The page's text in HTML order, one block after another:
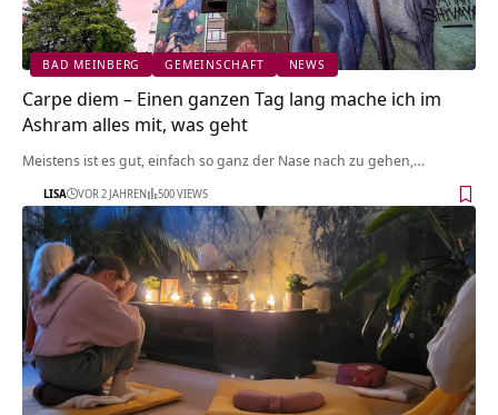
BAD MEINBERG GEMEINSCHAFT NEWS
Carpe diem – Einen ganzen Tag lang mache ich im
Ashram alles mit, was geht
Meistens ist es gut, einfach so ganz der Nase nach zu gehen,…
LISA VOR 2 JAHREN 500 VIEWS